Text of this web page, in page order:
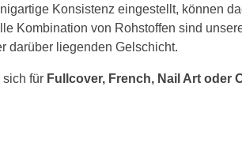
Konsistenz eingestellt, können
Kombination von Rohstoffen sind
darüber liegenden Gelschicht.
für Fullcover, French, Nail Art oder